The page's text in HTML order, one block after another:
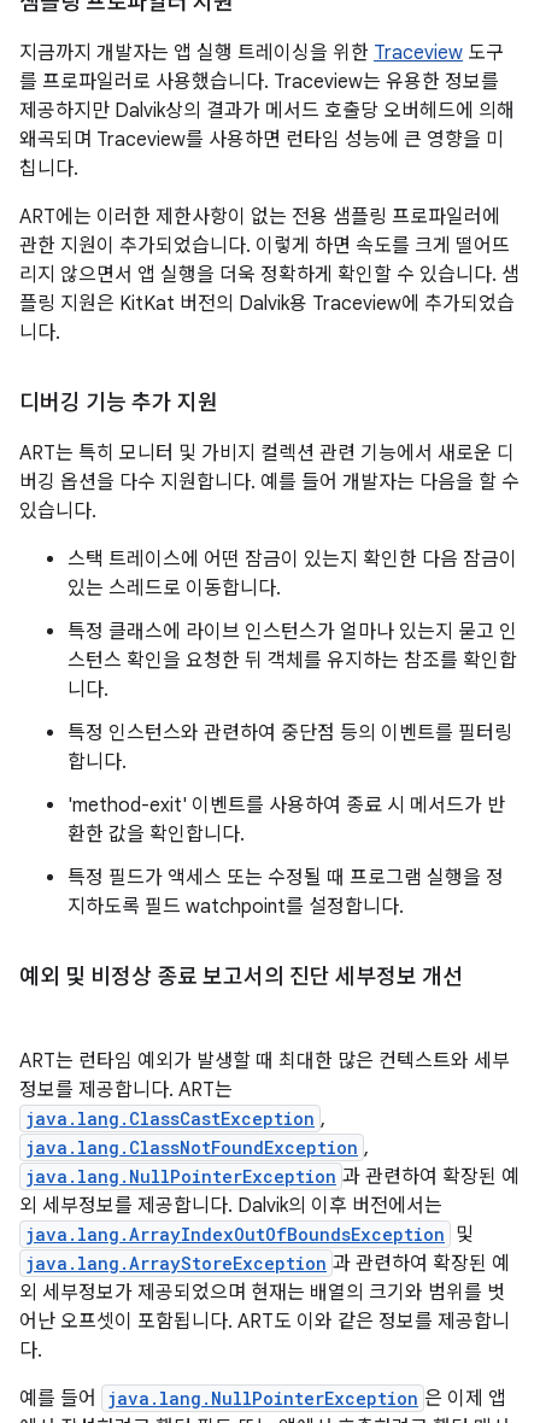
지금까지 개발자는 앱 실행 트레이싱을 위한 Traceview 도구
를 프로파일러로 사용했습니다. Traceview는 유용한 정보를
제공하지만 Dalvik상의 결과가 메서드 호출당 오버헤드에 의해
왜곡되며 Traceview를 사용하면 런타임 성능에 큰 영향을 미
칩니다.
ART에는 이러한 제한사항이 없는 전용 샘플링 프로파일러에
관한 지원이 추가되었습니다. 이렇게 하면 속도를 크게 떨어뜨
리지 않으면서 앱 실행을 더욱 정확하게 확인할 수 있습니다. 샘
플링 지원은 KitKat 버전의 Dalvik용 Traceview에 추가되었습
니다.
디버깅 기능 추가 지원
ART는 특히 모니터 및 가비지 컬렉션 관련 기능에서 새로운 디
버깅 옵션을 다수 지원합니다. 예를 들어 개발자는 다음을 할 수
있습니다.
스택 트레이스에 어떤 잠금이 있는지 확인한 다음 잠금이
있는 스레드로 이동합니다.
특정 클래스에 라이브 인스턴스가 얼마나 있는지 묻고 인
스턴스 확인을 요청한 뒤 객체를 유지하는 참조를 확인합
니다.
특정 인스턴스와 관련하여 중단점 등의 이벤트를 필터링
합니다.
'method-exit' 이벤트를 사용하여 종료 시 메서드가 반
환한 값을 확인합니다.
특정 필드가 액세스 또는 수정될 때 프로그램 실행을 정
지하도록 필드 watchpoint를 설정합니다.
예외 및 비정상 종료 보고서의 진단 세부정보 개선
ART는 런타임 예외가 발생할 때 최대한 많은 컨텍스트와 세부
정보를 제공합니다. ART는
java.lang.ClassCastException ,
java.lang.ClassNotFoundException ,
java.lang.NullPointerException 과 관련하여 확장된 예
외 세부정보를 제공합니다. Dalvik의 이후 버전에서는
java.lang.ArrayIndexOutOfBoundsException 및
java.lang.ArrayStoreException 과 관련하여 확장된 예
외 세부정보가 제공되었으며 현재는 배열의 크기와 범위를 벗
어난 오프셋이 포함됩니다. ART도 이와 같은 정보를 제공합니
다.
예를 들어
java.lang.NullPointerException 은 이제 앱